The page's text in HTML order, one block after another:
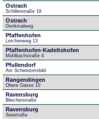
Ostrach
Schillerstraße 19
Ostrach
Denkmalweg
Pfaffenhofen
Lerchenweg 13
Pfaffenhofen-Kadeltshofen
Mühlbachstraße 4
Pfullendorf
Am Schweizersbild
Rangendingen
Obere Gasse 10
Ravensburg
Bleicherstraße
Ravensburg
Seestraße